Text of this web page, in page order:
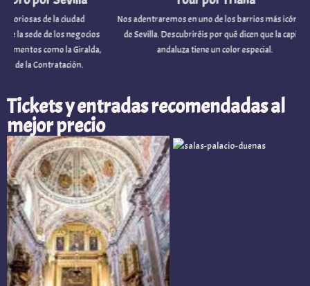
Nos adentraremos en uno de los barrios más icónicos
de Sevilla. Descubriréis por qué dicen que la capital
andaluza tiene un color especial.
de la ciudad
de los negocios
como la Giralda,
la Contratación.
Tickets y entradas recomendadas al
mejor precio